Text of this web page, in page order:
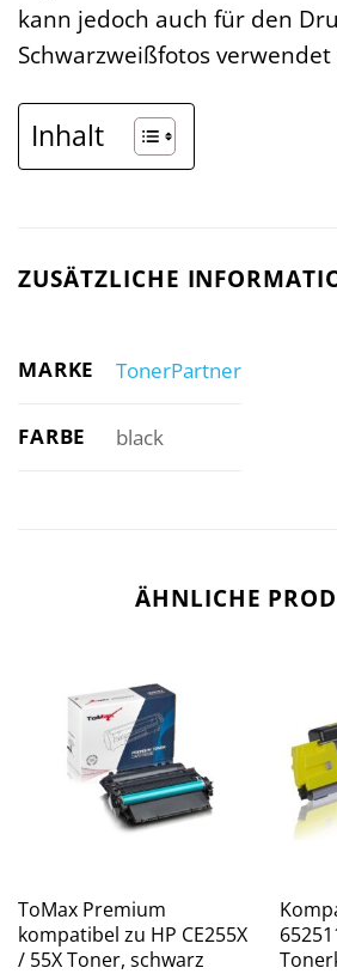
kann jedoch auch für den
Schwarzweißfotos
Inhalt
ZUSÄTZLICHE
MARKE TonerPartner
FARBE black
ÄHNLICHE
ToMax Premium
kompatibel zu HP CE255X
/ 55X Toner, schwarz